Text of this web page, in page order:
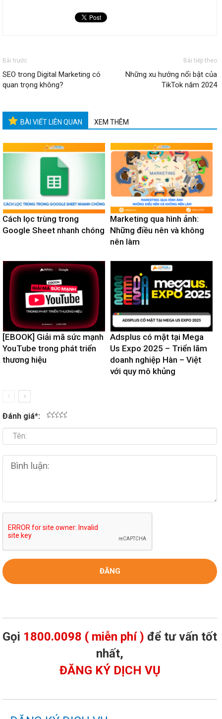
Bài trước
SEO trong Digital Marketing có
quan trọng không?
Bài tiếp theo
Những xu hướng nổi bật của
TikTok năm 2024
BÀI VIẾT LIÊN QUAN XEM THÊM
Cách lọc trùng trong
Google Sheet nhanh chóng
Marketing qua hình ảnh:
Những điều nên và không
nên làm
[EBOOK] Giải mã sức mạnh
YouTube trong phát triển
thương hiệu
Adsplus có mặt tại Mega
Us Expo 2025 – Triển lãm
doanh nghiệp Hàn – Việt
với quy mô khủng
Đánh giá*:
Gọi 1800.0098 ( miễn phí ) để tư vấn tốt
nhất,
ĐĂNG KÝ DỊCH VỤ